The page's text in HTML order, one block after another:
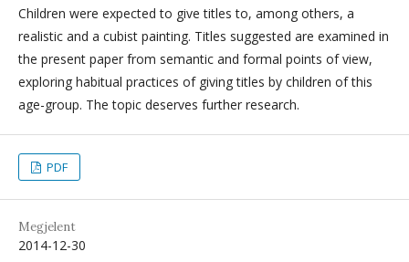
Children were expected to give titles to, among others, a
realistic and a cubist painting. Titles suggested are examined in
the present paper from semantic and formal points of view,
exploring habitual practices of giving titles by children of this
age-group. The topic deserves further research.
PDF
Megjelent
2014-12-30